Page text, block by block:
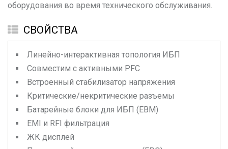
оборудования во время технического обслуживания.
СВОЙСТВА
Линейно-интерактивная топология ИБП
Совместим с активными PFC
Встроенный стабилизатор напряжения
Критические/некритические разъемы
Батарейные блоки для ИБП (EBM)
EMI и RFI фильтрация
ЖК дисплей